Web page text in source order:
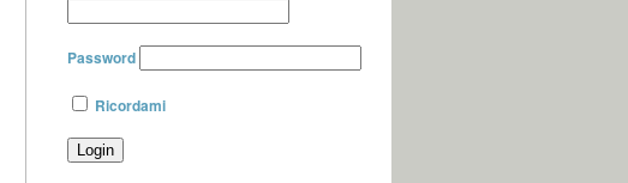
Password
Ricordami